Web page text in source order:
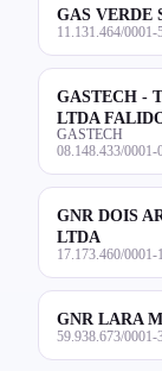
GAS VERDE
11.131.464/0001-
GASTECH -
LTDA
GASTECH
08.148.433/0001-
GNR DOIS
LTDA
17.173.460/0001-
GNR LARA
59.938.673/0001-